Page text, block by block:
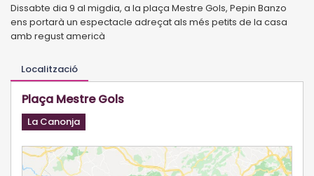
Dissabte dia 9 al migdia, a la plaça Mestre Gols, Pepin Banzo
ens portarà un espectacle adreçat als més petits de la casa
amb regust americà
Localització
Plaça Mestre Gols
La Canonja